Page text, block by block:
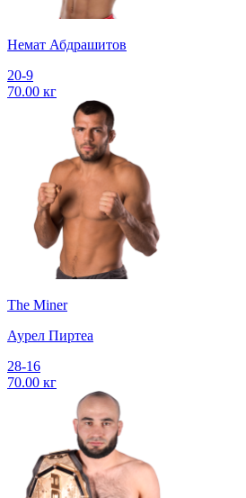
Немат Абдрашитов
20-9
70.00 кг
The Miner
Аурел Пиртеа
28-16
70.00 кг